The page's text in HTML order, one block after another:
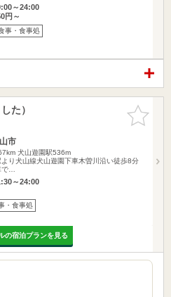
～24:00
円～
事・食事処
お気に入
りに追加
た）
市
犬山遊園駅536m
り犬山線犬山遊園下車木曽川沿い徒歩8分
…
～24:00
・食事処
の宿泊プランを見る